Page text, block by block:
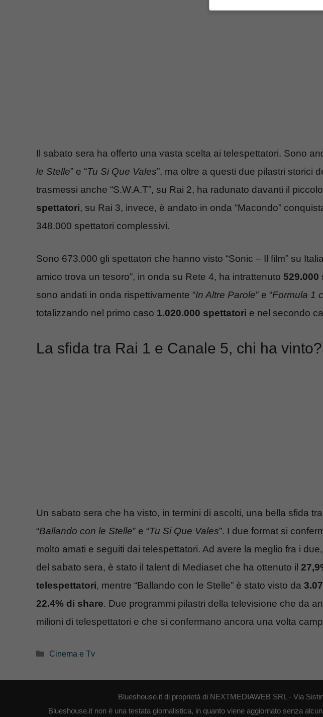
Il sabato sera ha offerto una vasta scelta ai telespettatori. Sono
le Stelle” e “Tu Si Que Vales”, ma oltre a questi due pilastri storici
trasmessi anche “S.W.A.T”, su Rai 2, ha radunato davanti il
spettatori, su Rai 3, invece, è andato in onda “Macondo”
348.000 spettatori complessivi.
Sono 673.000 gli spettatori che hanno visto “Sonic – Il film” su
amico trova un tesoro”, in onda su Rete 4, ha intrattenuto 529.000
sono andati in onda rispettivamente “In Altre Parole” e “Formula 1
totalizzando nel primo caso 1.020.000 spettatori e nel secondo
La sfida tra Rai 1 e Canale 5, chi ha vinto?
Un sabato sera che ha visto, in termini di ascolti, una bella sfida
“Ballando con le Stelle” e “Tu Si Que Vales”. I due format si
molto amati e seguiti dai telespettatori. Ad avere la meglio fra i
del sabato sera, è stato il talent di Mediaset che ha ottenuto il
telespettatori, mentre “Ballando con le Stelle” è stato visto da
22.4% di share. Due programmi pilastri della televisione che da
milioni di telespettatori e che si confermano ancora una volta
Categorie
Cinema e Tv
Blueshouse.it di proprietà di NEXTMEDIAWEB SRL - Via
Blueshouse.it non è una testata giornalistica, in quanto viene aggiornato senza